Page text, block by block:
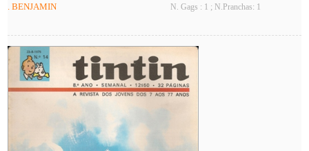
. BENJAMIN N. Gags : 1 ; N.Pranchas: 1